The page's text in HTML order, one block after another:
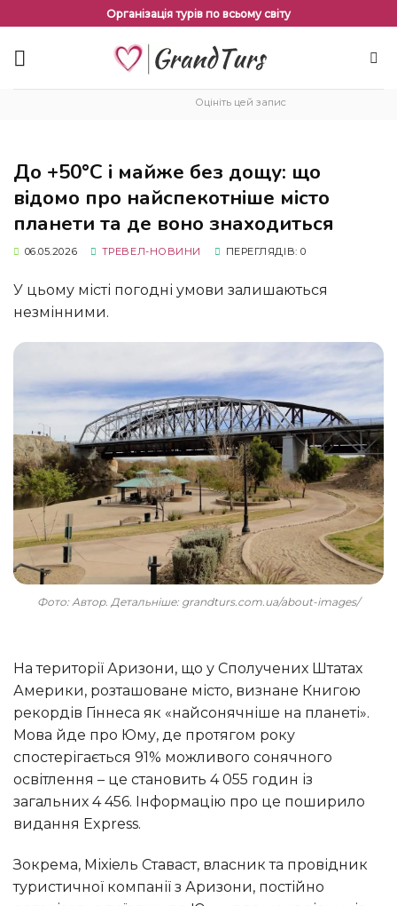
змісту
Організація турів по всьому світу
Оцініть цей запис
До +50°C і майже без дощу: що
відомо про найспекотніше місто
планети та де воно знаходиться
06.05.2026 ТРЕВЕЛ-НОВИНИ ПЕРЕГЛЯДІВ: 0
У цьому місті погодні умови залишаються
незмінними.
Фото: Автор. Детальніше: grandturs.com.ua/about-images/
На території Аризони, що у Сполучених Штатах
Америки, розташоване місто, визнане Книгою
рекордів Гіннеса як «найсонячніше на планеті».
Мова йде про Юму, де протягом року
спостерігається 91% можливого сонячного
освітлення – це становить 4 055 годин із
загальних 4 456. Інформацію про це поширило
видання Express.
Зокрема, Міхіель Ставаст, власник та провідник
туристичної компанії з Аризони, постійно